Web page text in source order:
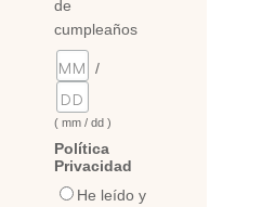
de
cumpleaños
/
( mm / dd )
Política
Privacidad
He leído y